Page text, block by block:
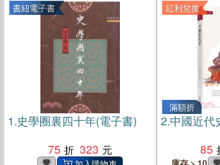
書紐電子書
1.史學圈裏四十年(電子書)
75
323
紅利兌換
滿額折
2.中國近代
85